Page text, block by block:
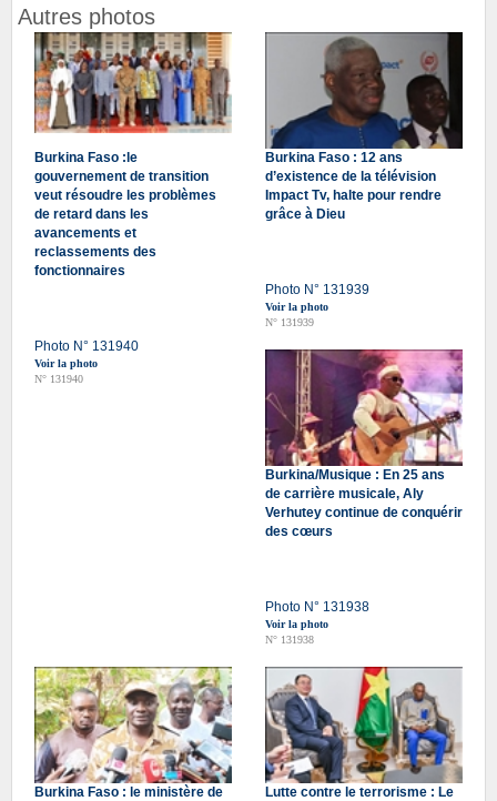
Autres photos
Burkina Faso :le
gouvernement de transition
veut résoudre les problèmes
de retard dans les
avancements et
reclassements des
fonctionnaires
Photo N° 131940
Voir la photo
N° 131940
Burkina Faso : 12 ans
d’existence de la télévision
Impact Tv, halte pour rendre
grâce à Dieu
Photo N° 131939
Voir la photo
N° 131939
Burkina/Musique : En 25 ans
de carrière musicale, Aly
Verhutey continue de conquérir
des cœurs
Photo N° 131938
Voir la photo
N° 131938
Burkina Faso : le ministère de
Lutte contre le terrorisme : Le